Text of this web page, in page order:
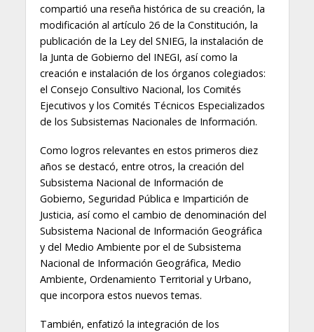
compartió una reseña histórica de su creación, la
modificación al artículo 26 de la Constitución, la
publicación de la Ley del SNIEG, la instalación de
la Junta de Gobierno del INEGI, así como la
creación e instalación de los órganos colegiados:
el Consejo Consultivo Nacional, los Comités
Ejecutivos y los Comités Técnicos Especializados
de los Subsistemas Nacionales de Información.
Como logros relevantes en estos primeros diez
años se destacó, entre otros, la creación del
Subsistema Nacional de Información de
Gobierno, Seguridad Pública e Impartición de
Justicia, así como el cambio de denominación del
Subsistema Nacional de Información Geográfica
y del Medio Ambiente por el de Subsistema
Nacional de Información Geográfica, Medio
Ambiente, Ordenamiento Territorial y Urbano,
que incorpora estos nuevos temas.
También, enfatizó la integración de los